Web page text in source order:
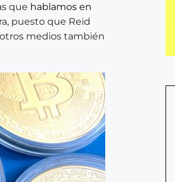
que hablamos en
puesto que Reid
medios también